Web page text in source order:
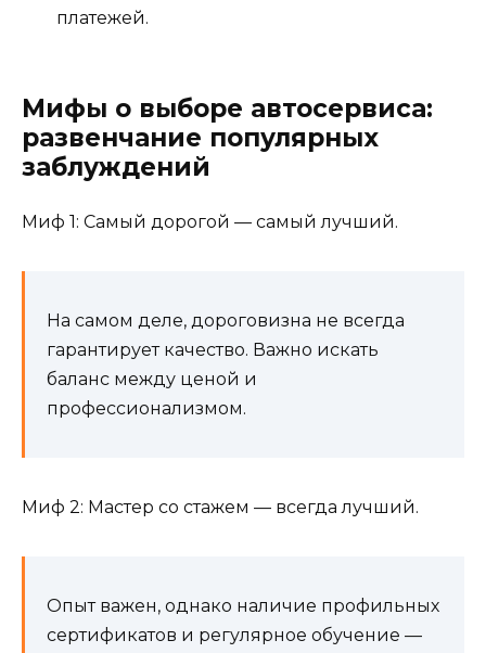
платежей.
Мифы о выборе автосервиса:
развенчание популярных
заблуждений
Миф 1: Самый дорогой — самый лучший.
На самом деле, дороговизна не всегда
гарантирует качество. Важно искать
баланс между ценой и
профессионализмом.
Миф 2: Мастер со стажем — всегда лучший.
Опыт важен, однако наличие профильных
сертификатов и регулярное обучение —